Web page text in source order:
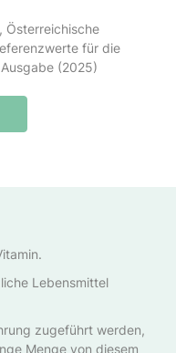
Österreichische
für die
(2025)
Lebensmittel
zugeführt werden,
Menge von diesem